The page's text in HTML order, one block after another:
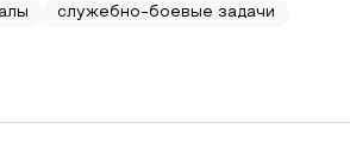
служебно-боевые задачи